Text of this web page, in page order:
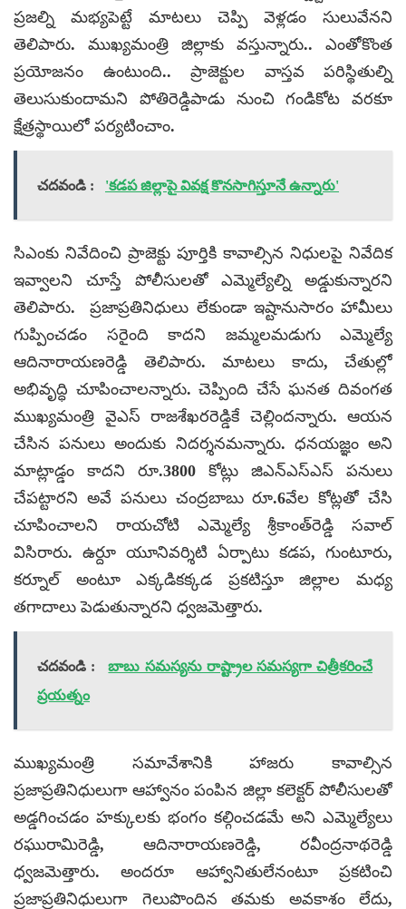
ప్రజల్ని మభ్యపెట్టే మాటలు చెప్పి వెళ్లడం సులువేనని
తెలిపారు. ముఖ్యమంత్రి జిల్లాకు వస్తున్నారు.. ఎంతోకొంత
ప్రయోజనం ఉంటుంది.. ప్రాజెక్టుల వాస్తవ పరిస్థితుల్ని
తెలుసుకుందామని పోతిరెడ్డిపాడు నుంచి గండికోట వరకూ
క్షేత్రస్థాయిలో పర్యటించాం.
చదవండి : 'కడప జిల్లాపై వివక్ష కొనసాగిస్తూనే ఉన్నారు'
సిఎంకు నివేదించి ప్రాజెక్టు పూర్తికి కావాల్సిన నిధులపై నివేదిక
ఇవ్వాలని చూస్తే పోలీసులతో ఎమ్మెల్యేల్ని అడ్డుకున్నారని
తెలిపారు. ప్రజాప్రతినిధులు లేకుండా ఇష్టానుసారం హామీలు
గుప్పించడం సరైంది కాదని జమ్మలమడుగు ఎమ్మెల్యే
ఆదినారాయణరెడ్డి తెలిపారు. మాటలు కాదు, చేతుల్లో
అభివృద్ధి చూపించాలన్నారు. చెప్పింది చేసే ఘనత దివంగత
ముఖ్యమంత్రి వైఎస్ రాజశేఖరరెడ్డికే చెల్లిందన్నారు. ఆయన
చేసిన పనులు అందుకు నిదర్శనమన్నారు. ధనయజ్ఞం అని
మాట్లాడ్డం కాదని రూ.3800 కోట్లు జిఎన్‌ఎస్‌ఎస్ పనులు
చేపట్టారని అవే పనులు చంద్రబాబు రూ.6వేల కోట్లతో చేసి
చూపించాలని రాయచోటి ఎమ్మెల్యే శ్రీకాంత్‌రెడ్డి సవాల్
విసిరారు. ఉర్దూ యూనివర్శిటి ఏర్పాటు కడప, గుంటూరు,
కర్నూల్ అంటూ ఎక్కడికక్కడ ప్రకటిస్తూ జిల్లాల మధ్య
తగాదాలు పెడుతున్నారని ధ్వజమెత్తారు.
చదవండి :
బాబు సమస్యను రాష్ట్రాల సమస్యగా చిత్రీకరించే
ప్రయత్నం
ముఖ్యమంత్రి సమావేశానికి హాజరు కావాల్సిన
ప్రజాప్రతినిధులుగా ఆహ్వానం పంపిన జిల్లా కలెక్టర్ పోలీసులతో
అడ్డగించడం హక్కులకు భంగం కల్గించడమే అని ఎమ్మెల్యేలు
రఘురామిరెడ్డి, ఆదినారాయణరెడ్డి, రవీంద్రనాథరెడ్డి
ధ్వజమెత్తారు. అందరూ ఆహ్వానితులేనంటూ ప్రకటించి
ప్రజాప్రతినిధులుగా గెలుపొందిన తమకు అవకాశం లేదు,